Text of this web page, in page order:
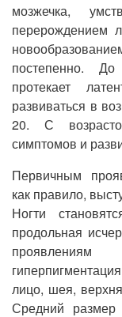
мозжечка,
перерождением
постепенно.
протекает
развиваться в
20. С
симптомов и
Первичным
как правило,
Ногти
продольная
лицо, шея,
Средний